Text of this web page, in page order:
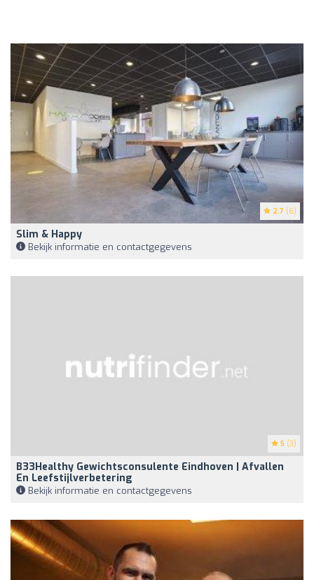
2.7 (6)
Slim & Happy
Bekijk informatie en contactgegevens
5 (3)
B33Healthy Gewichtsconsulente Eindhoven | Afvallen
En Leefstijlverbetering
Bekijk informatie en contactgegevens